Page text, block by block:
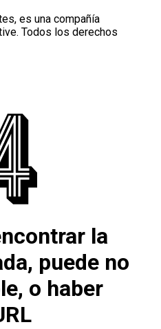
es una compañía
Todos los derechos
la
puede no
o haber